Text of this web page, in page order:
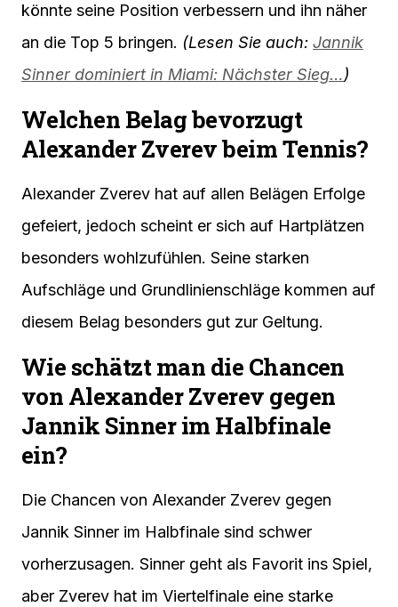
könnte seine Position verbessern und ihn näher
an die Top 5 bringen. (Lesen Sie auch: Jannik
Sinner dominiert in Miami: Nächster Sieg…)
Welchen Belag bevorzugt
Alexander Zverev beim Tennis?
Alexander Zverev hat auf allen Belägen Erfolge
gefeiert, jedoch scheint er sich auf Hartplätzen
besonders wohlzufühlen. Seine starken
Aufschläge und Grundlinienschläge kommen auf
diesem Belag besonders gut zur Geltung.
Wie schätzt man die Chancen
von Alexander Zverev gegen
Jannik Sinner im Halbfinale
ein?
Die Chancen von Alexander Zverev gegen
Jannik Sinner im Halbfinale sind schwer
vorherzusagen. Sinner geht als Favorit ins Spiel,
aber Zverev hat im Viertelfinale eine starke